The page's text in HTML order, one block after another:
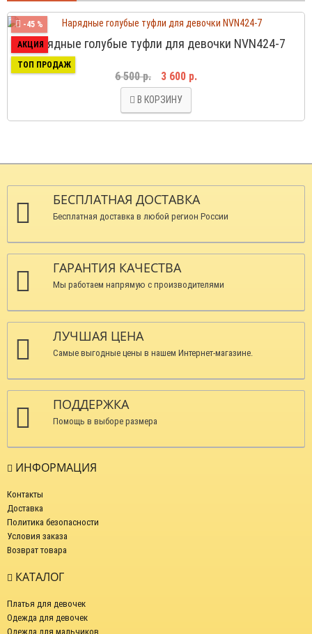
-45 %
АКЦИЯ
ТОП ПРОДАЖ
Нарядные голубые туфли для девочки NVN424-7
6 500 р. 3 600 р.
В КОРЗИНУ
БЕСПЛАТНАЯ ДОСТАВКА
Бесплатная доставка в любой регион России
ГАРАНТИЯ КАЧЕСТВА
Мы работаем напрямую с производителями
ЛУЧШАЯ ЦЕНА
Самые выгодные цены в нашем Интернет-магазине.
ПОДДЕРЖКА
Помощь в выборе размера
ИНФОРМАЦИЯ
Контакты
Доставка
Политика безопасности
Условия заказа
Возврат товара
КАТАЛОГ
Платья для девочек
Одежда для девочек
Одежда для мальчиков